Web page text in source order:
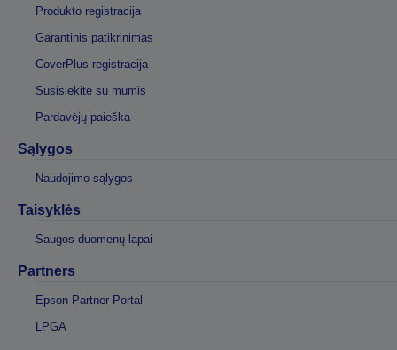
Produkto registracija
Garantinis patikrinimas
CoverPlus registracija
Susisiekite su mumis
Pardavėjų paieška
Sąlygos
Naudojimo sąlygos
Taisyklės
Saugos duomenų lapai
Partners
Epson Partner Portal
LPGA